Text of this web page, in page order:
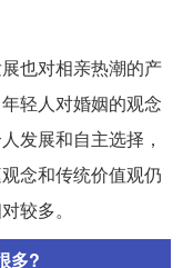
也对相亲热潮的产
轻人对婚姻的观念
发展和自主选择，
念和传统价值观仍
较多。
多?